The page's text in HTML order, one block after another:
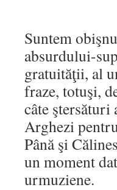
Suntem
absurdului-
gratuităţii, al
fraze, totuşi,
câte
Arghezi
Până şi
un moment
urmuziene.